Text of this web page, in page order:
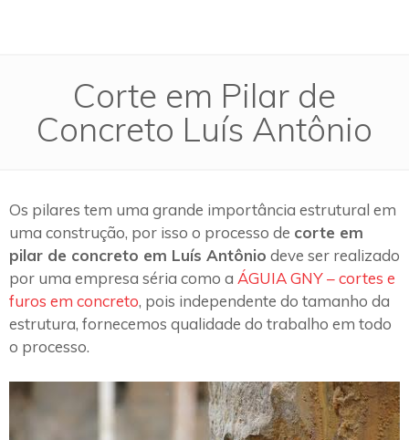
Corte em Pilar de
Concreto Luís Antônio
Os pilares tem uma grande importância estrutural em
uma construção, por isso o processo de corte em
pilar de concreto em Luís Antônio deve ser realizado
por uma empresa séria como a ÁGUIA GNY – cortes e
furos em concreto, pois independente do tamanho da
estrutura, fornecemos qualidade do trabalho em todo
o processo.